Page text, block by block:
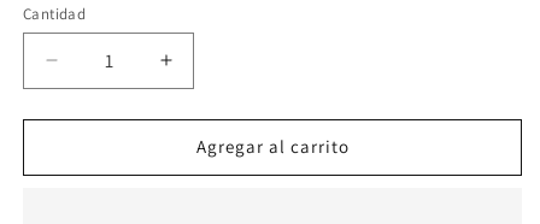
Cantidad
Reducir
cantidad
para
Oso
Aumentar
cantidad
para
Vodka
Oso
Agregar al carrito